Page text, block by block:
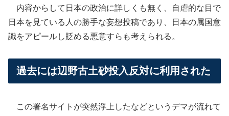
内容からして日本の政治に詳しくも無く、自虐的な目で
日本を見ている人の勝手な妄想投稿であり、日本の属国意
識をアピールし貶める悪意すらも考えられる。
過去には辺野古土砂投入反対に利用された
この署名サイトが突然浮上したなどというデマが流れて